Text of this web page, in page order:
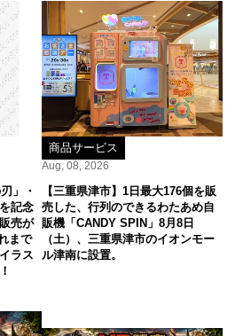
」・
記念
売が
まで
ラス
商品サービス
Aug, 08, 2026
【三重県津市】1日最大176個を販
売した、行列のできるわたあめ自
販機「CANDY SPIN」8月8日
（土）、三重県津市のイオンモー
ル津南に設置。